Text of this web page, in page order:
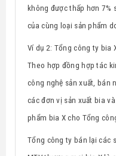
không được thấp hơn
của cùng loại sản phẩm
Ví dụ 2: Tổng công ty bia
Theo hợp đồng hợp tác
công nghệ sản xuất, bán
các đơn vị sản xuất bia
phẩm bia X cho Tổng
Tổng công ty bán lại các